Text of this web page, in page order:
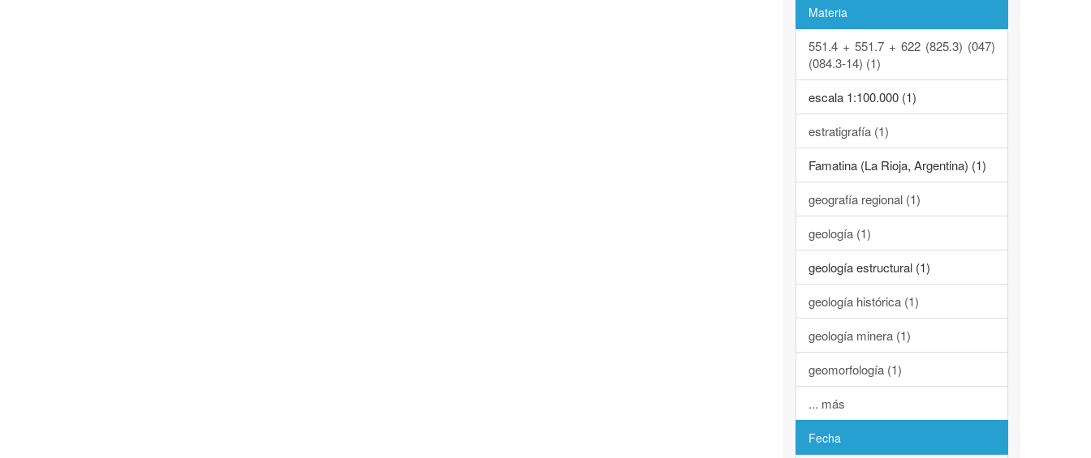
Materia
551.4 + 551.7 + 622 (825.3) (047)
(084.3-14) (1)
escala 1:100.000 (1)
estratigrafía (1)
Famatina (La Rioja, Argentina) (1)
geografía regional (1)
geología (1)
geología estructural (1)
geología histórica (1)
geología minera (1)
geomorfología (1)
... más
Fecha